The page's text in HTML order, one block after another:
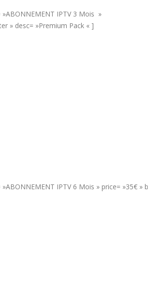
IPTV 3 Mois »
» desc= »Premium Pack « ]
IPTV 6 Mois » price= »35€ »